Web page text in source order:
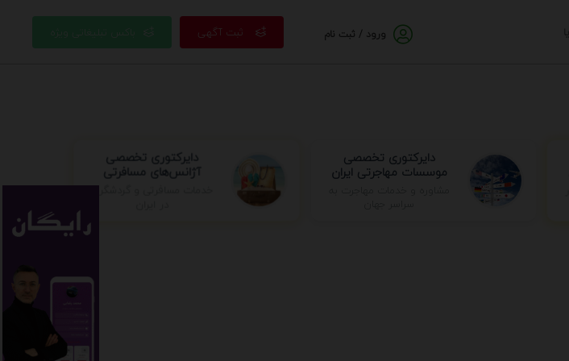
ثبت آگهی ورود / ثبت نام
دایرکتوری تخصصی
موسسات مهاجرتی ایران
دایرکتوری تخصصی
آژانس‌های مسافرتی
خدمات مسافرتی و گردشگری